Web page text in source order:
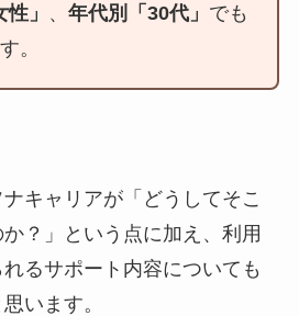
」 、 年代別「30代」 でも
。
キャリアが「どうしてそこ
？」という点に加え、利用
るサポート内容についても
います。